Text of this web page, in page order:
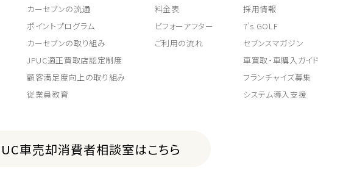
カーセブンの流通
ポイントプログラム
カーセブンの取り組み
JPUC適正買取店認定制度
顧客満足度向上の取り組み
従業員教育
料金表
ビフォーアフター
ご利用の流れ
採用情報
7's GOLF
セブンスマガジン
車買取・車購入ガイド
フランチャイズ募集
システム導入支援
車売却消費者相談室はこちら